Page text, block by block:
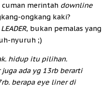
cuman merintah downline
ongkang kaki?
LEADER, bukan pemalas yang
nyuruh ;)
hidup itu pilihan.
ada yg 13rb berarti
berapa eye liner di